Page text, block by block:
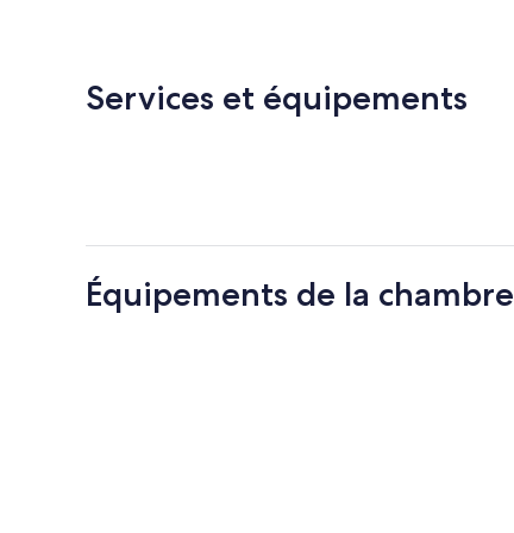
Services et équipements
Équipements de la chambre